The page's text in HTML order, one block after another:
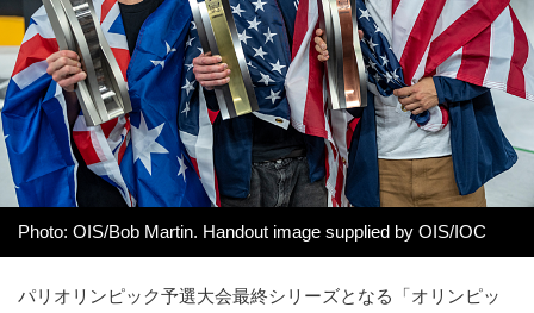
Photo: OIS/Bob Martin. Handout image supplied by OIS/IOC
パリオリンピック予選大会最終シリーズとなる「オリンピッ